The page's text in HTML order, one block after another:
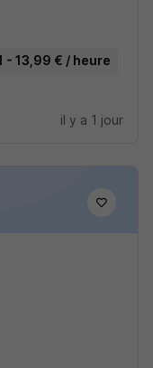
- 13,99 € / heure
il y a 1 jour